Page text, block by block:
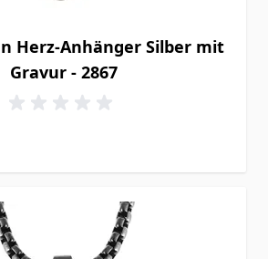
Herz-Anhänger Silber mit
Gravur - 2867